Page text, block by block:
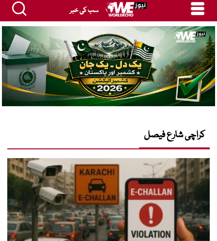
سب کی خبر
کراچی شارع فیصل